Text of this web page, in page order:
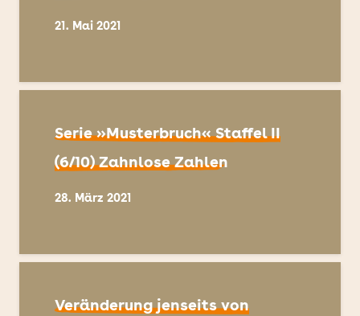
21. Mai 2021
Serie »Musterbruch« Staffel II
(6/10) Zahnlose Zahlen
28. März 2021
Veränderung jenseits von